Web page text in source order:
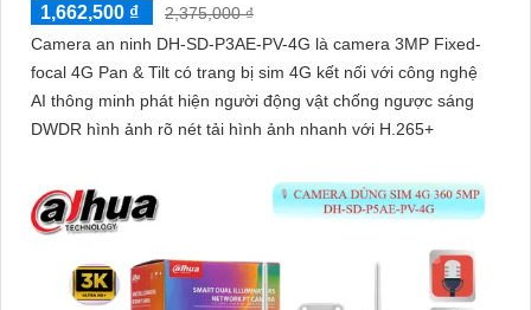
1,662,500 ₫
2,375,000 ₫
Camera an ninh DH-SD-P3AE-PV-4G là camera 3MP Fixed-
focal 4G Pan & Tilt có trang bị sim 4G kết nối với công nghệ
AI thông minh phát hiện người động vật chống ngược sáng
DWDR hình ảnh rõ nét tải hình ảnh nhanh với H.265+